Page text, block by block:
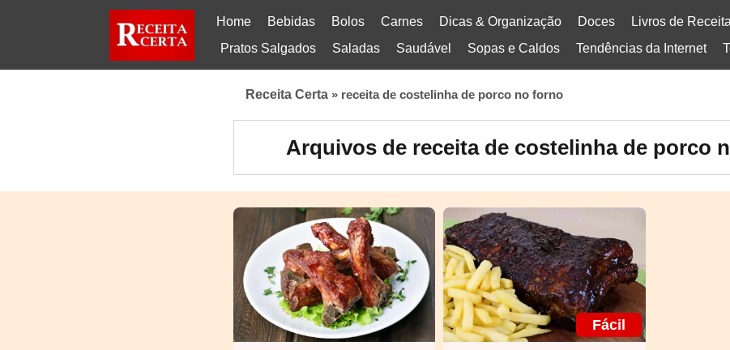
Home Bebidas Bolos Carnes Dicas & Organização Doces Livros de
Pratos Salgados
Saladas Saudável Sopas e Caldos Tendências da Internet
Receita Certa » receita de costelinha de porco no forno
Arquivos de receita de costelinha de porco
Fácil